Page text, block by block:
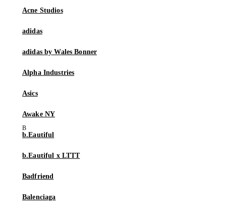
Acne Studios
adidas
adidas by Wales Bonner
Alpha Industries
Asics
Awake NY
b.Eautiful
b.Eautiful x LTTT
Badfriend
Balenciaga